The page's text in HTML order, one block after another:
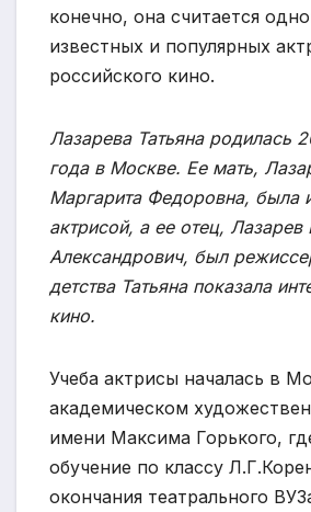
конечно, она считается
известных и популярных
российского кино.
Лазарева Татьяна родилась
года в Москве. Ее мать,
Маргарита Федоровна, была
актрисой, а ее отец, Лазарев
Александрович, был
детства Татьяна показала
кино.
Учеба актрисы началась в
академическом
имени Максима Горького,
обучение по классу
окончания театрального